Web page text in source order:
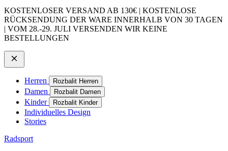
KOSTENLOSER VERSAND AB 130€ | KOSTENLOSE
RÜCKSENDUNG DER WARE INNERHALB VON 30 TAGEN
| VOM 28.-29. JULI VERSENDEN WIR KEINE
BESTELLUNGEN
Herren Rozbalit Herren
Damen Rozbalit Damen
Kinder Rozbalit Kinder
Individuelles Design
Stories
Radsport